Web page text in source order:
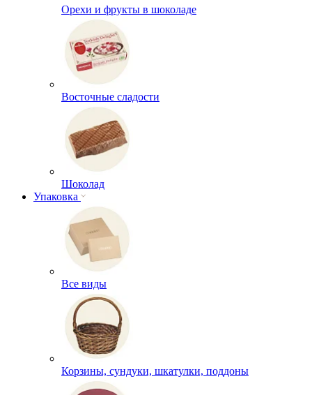
Орехи и фрукты в шоколаде
Восточные сладости
Шоколад
Упаковка
Все виды
Корзины, сундуки, шкатулки, поддоны